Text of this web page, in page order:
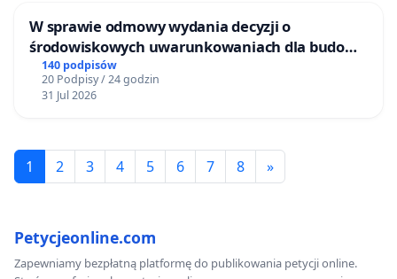
W sprawie odmowy wydania decyzji o
środowiskowych uwarunkowaniach dla budowy
zakładu wytwarzania biometanu „Krynki” w
Ostrowiu Południowym oraz ochrony
mieszkańców i Puszczy Knyszyńskiej
140 podpisów
20 Podpisy / 24 godzin
31 Jul 2026
1 2 3 4 5 6 7 8 »
Petycjeonline.com
Zapewniamy bezpłatną platformę do publikowania petycji online.